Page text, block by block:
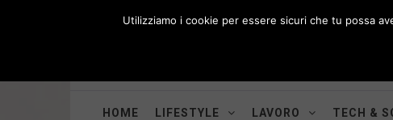
HOME LIFESTYLE LAVORO TECH &
Utilizziamo i cookie per essere sicuri che tu possa